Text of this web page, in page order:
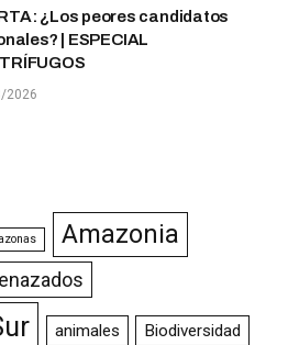
¿Los peores candidatos
| ESPECIAL
2026
Amazonia
animales Biodiversidad